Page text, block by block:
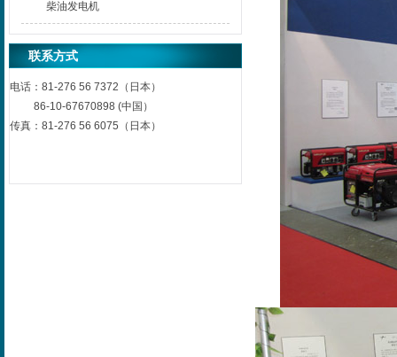
柴油发电机
联系方式
电话： 81-276 56 7372（日本）
86-10-67670898 (中国）
传真： 81-276 56 6075（日本）